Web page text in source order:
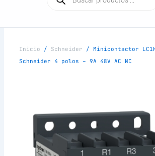
productos
Inicio / Schneider / Minicontactor
Schneider 4 polos – 9A 48V AC NC